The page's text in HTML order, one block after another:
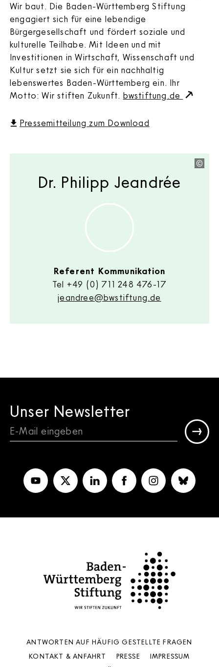
Wir baut. Die Baden-Württemberg Stiftung
engagiert sich für eine lebendige
Bürgergesellschaft und fördert soziale und
kulturelle Teilhabe. Mit Ideen und mit
Investitionen in Wirtschaft, Wissenschaft und
Kultur setzt sie sich für ein nachhaltig
lebenswertes Baden-Württemberg ein. Ihr
Motto: Wir stiften Zukunft. bwstiftung.de
Pressemitteilung zum Download
Dr. Philipp Jeandrée
Referent Kommunikation
Tel +49 (0) 711 248 476-17
jeandree@bwstiftung.de
Unser Newsletter
ANTWORTEN AUF HÄUFIG GESTELLTE FRAGEN
KONTAKT & ANFAHRT
PRESSE
IMPRESSUM